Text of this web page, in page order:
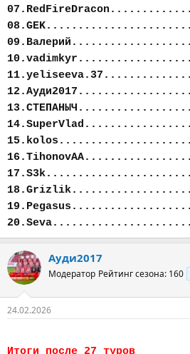
Ауди2017
Модератор Рейтинг сезона: 160
24.02.2026
Итоги после 27 туров